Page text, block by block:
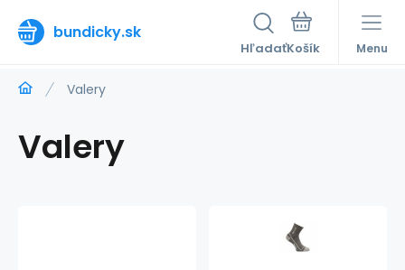
bundicky.sk
Hľadať Menu
Valery
Valery